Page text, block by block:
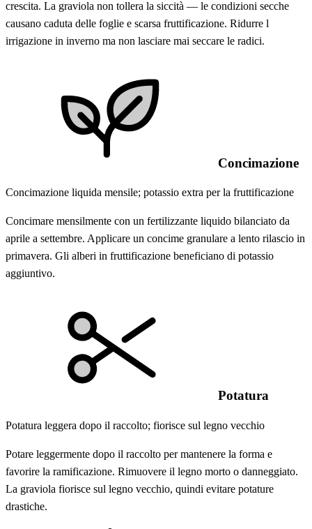
crescita. La graviola non tollera la siccità — le condizioni secche
causano caduta delle foglie e scarsa fruttificazione. Ridurre l
irrigazione in inverno ma non lasciare mai seccare le radici.
Concimazione
Concimazione liquida mensile; potassio extra per la fruttificazione
Concimare mensilmente con un fertilizzante liquido bilanciato da
aprile a settembre. Applicare un concime granulare a lento rilascio in
primavera. Gli alberi in fruttificazione beneficiano di potassio
aggiuntivo.
Potatura
Potatura leggera dopo il raccolto; fiorisce sul legno vecchio
Potare leggermente dopo il raccolto per mantenere la forma e
favorire la ramificazione. Rimuovere il legno morto o danneggiato.
La graviola fiorisce sul legno vecchio, quindi evitare potature
drastiche.